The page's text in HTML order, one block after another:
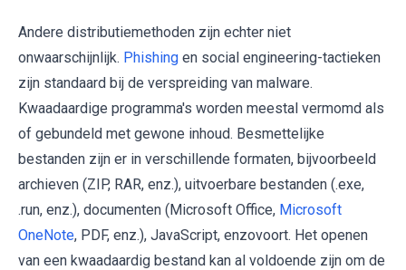
Andere distributiemethoden zijn echter niet
onwaarschijnlijk. Phishing en social engineering-tactieken
zijn standaard bij de verspreiding van malware.
Kwaadaardige programma's worden meestal vermomd als
of gebundeld met gewone inhoud. Besmettelijke
bestanden zijn er in verschillende formaten, bijvoorbeeld
archieven (ZIP, RAR, enz.), uitvoerbare bestanden (.exe,
.run, enz.), documenten (Microsoft Office, Microsoft
OneNote, PDF, enz.), JavaScript, enzovoort. Het openen
van een kwaadaardig bestand kan al voldoende zijn om de